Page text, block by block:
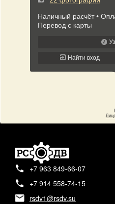
+7 963 849-66-07
+7 914 558-74-15
rsdv1@rsdv.su